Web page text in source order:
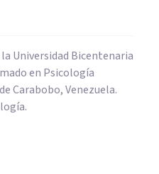
Universidad Bicentenaria
en Psicología
Carabobo, Venezuela.